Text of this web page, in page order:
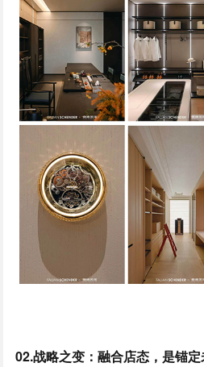
02.战略之变 ：融合店态，是锚